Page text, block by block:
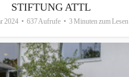
STIFTUNG ATTL
2024 637 Aufrufe 3 Minuten zum Lesen